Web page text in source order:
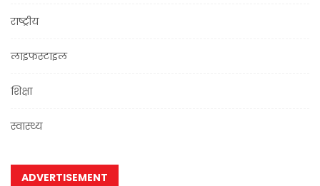
राष्ट्रीय
लाइफस्टाइल
शिक्षा
स्वास्थ्य
ADVERTISEMENT